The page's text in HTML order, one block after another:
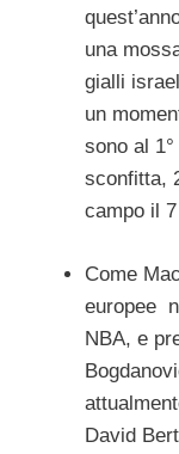
una
gialli
un
sono al
sconfitta,
campo il
Come
europee
NBA, e
David